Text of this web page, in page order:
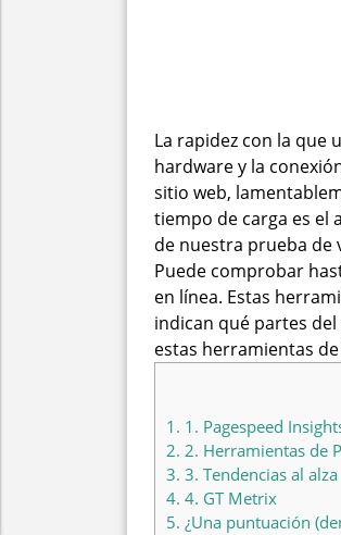
La rapidez con la que
hardware y la
sitio web,
tiempo de carga es el
de nuestra prueba de
Puede comprobar
en línea. Estas
indican qué partes
estas herramientas
1. 1. Pagespeed
2. 2. Herramientas de
3. 3. Tendencias al alza
4. 4. GT Metrix
5. ¿Una puntuación